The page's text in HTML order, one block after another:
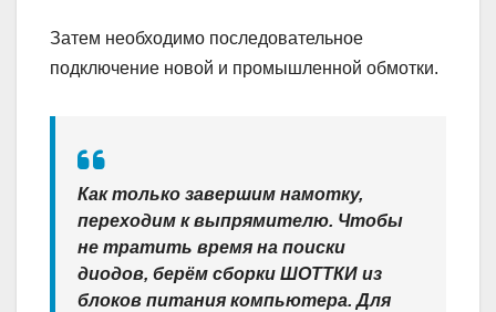
Затем необходимо последовательное
подключение новой и промышленной обмотки.
Как только завершим намотку,
переходим к выпрямителю. Чтобы
не тратить время на поиски
диодов, берём сборки ШОТТКИ из
блоков питания компьютера. Для